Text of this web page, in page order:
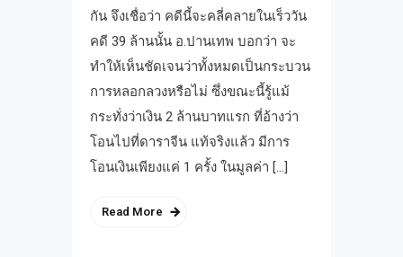
กัน จึงเชื่อว่า คดีนี้จะคลี่คลายในเร็ววัน
คดี 39 ล้านนั้น อ.ปานเทพ บอกว่า จะ
ทำให้เห็นชัดเจนว่าทั้งหมดเป็นกระบวน
การหลอกลวงหรือไม่ ซึ่งขณะนี้รู้แม้
กระทั่งว่าเงิน 2 ล้านบาทแรก ที่อ้างว่า
โอนไปที่ดาราจีน แท้จริงแล้ว มีการ
โอนเงินเพียงแค่ 1 ครั้ง ในมูลค่า […]
Read More